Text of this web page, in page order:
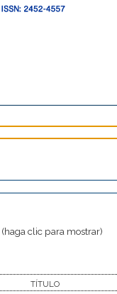
clic para mostrar)
TÍTULO